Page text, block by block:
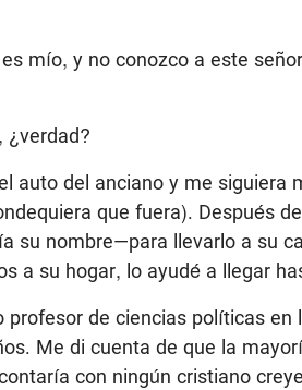
mío, y no conozco a este
¿verdad?
auto del anciano y me siguiera
que fuera). Después
su nombre—para llevarlo a su
a su hogar, lo ayudé a llegar
de ciencias políticas en
Me di cuenta de que la
con ningún cristiano